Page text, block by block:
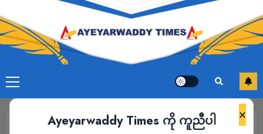
×
Ayeyarwaddy Times ကို ကူညီပါ